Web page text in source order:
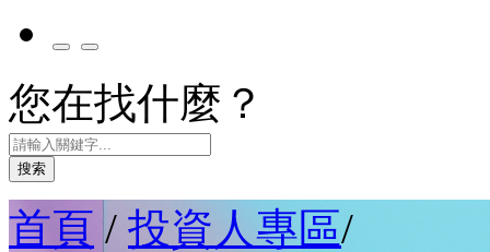
您在找什麼？
搜索
首頁 / 投資人專區/